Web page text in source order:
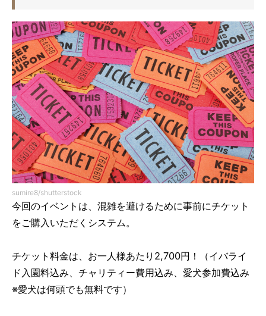
sumire8/shutterstock
今回のイベントは、混雑を避けるために事前にチケット
をご購入いただくシステム。
チケット料金は、お一人様あたり2,700円！（イバライ
ド入園料込み、チャリティー費用込み、愛犬参加費込み
※愛犬は何頭でも無料です）